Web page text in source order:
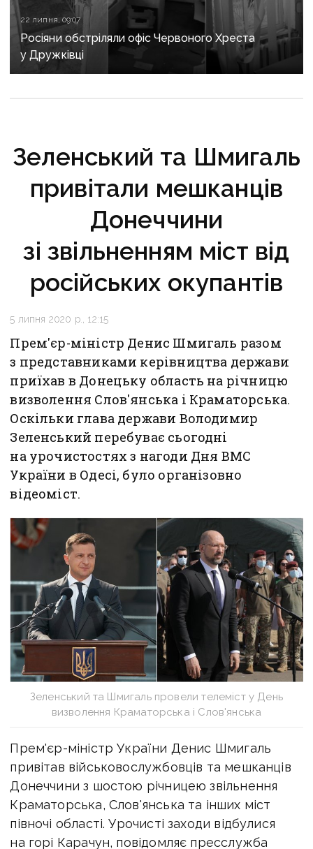
22 липня, 09:07
Росіяни обстріляли офіс Червоного Хреста
у Дружківці
Зеленський та Шмигаль
привітали мешканців
Донеччини
зі звільненням міст від
російських окупантів
5 липня 2020 р., 12:15
Прем'єр-міністр Денис Шмигаль разом
з представниками керівництва держави
приїхав в Донецьку область на річницю
визволення Слов'янська і Краматорська.
Оскільки глава держави Володимир
Зеленський перебуває сьогодні
на урочистостях з нагоди Дня ВМС
України в Одесі, було організовно
відеоміст.
Зеленський та Шмигаль провели телеміст у День
визволення Краматорська і Слов'янська
Прем'єр-міністр України Денис Шмигаль
привітав військовослужбовців та мешканців
Донеччини з шостою річницею звільнення
Краматорська, Слов'янська та інших міст
півночі області. Урочисті заходи відбулися
на горі Карачун, повідомляє пресслужба